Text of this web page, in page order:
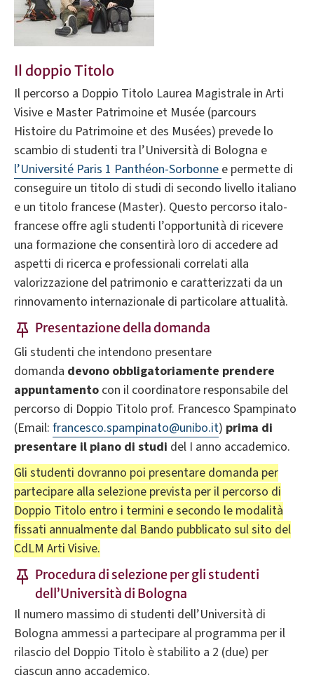
Il doppio Titolo
Il percorso a Doppio Titolo Laurea Magistrale in Arti
Visive e Master Patrimoine et Musée (parcours
Histoire du Patrimoine et des Musées) prevede lo
scambio di studenti tra l’Università di Bologna e
l’Université Paris 1 Panthéon-Sorbonne e permette di
conseguire un titolo di studi di secondo livello italiano
e un titolo francese (Master). Questo percorso italo-
francese offre agli studenti l’opportunità di ricevere
una formazione che consentirà loro di accedere ad
aspetti di ricerca e professionali correlati alla
valorizzazione del patrimonio e caratterizzati da un
rinnovamento internazionale di particolare attualità.
Presentazione della domanda
Gli studenti che intendono presentare
domanda devono obbligatoriamente prendere
appuntamento con il coordinatore responsabile del
percorso di Doppio Titolo prof. Francesco Spampinato
(Email: francesco.spampinato@unibo.it) prima di
presentare il piano di studi del I anno accademico.
Gli studenti dovranno poi presentare domanda per
partecipare alla selezione prevista per il percorso di
Doppio Titolo entro i termini e secondo le modalità
fissati annualmente dal Bando pubblicato sul sito del
CdLM Arti Visive.
Procedura di selezione per gli studenti
dell’Università di Bologna
Il numero massimo di studenti dell’Università di
Bologna ammessi a partecipare al programma per il
rilascio del Doppio Titolo è stabilito a 2 (due) per
ciascun anno accademico.